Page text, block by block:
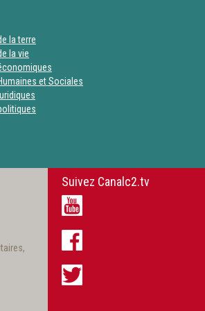
la terre
la vie
et Sociales
Suivez Canalc2.tv